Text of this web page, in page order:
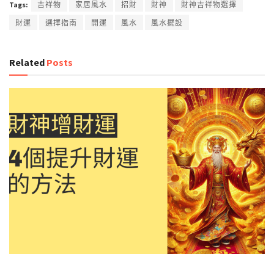
Tags: 吉祥物 家居風水 招財 財神
財神吉祥物選擇
財運
選擇指南 開運 風水 風水擺設
Related Posts